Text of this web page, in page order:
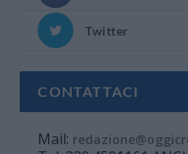
Twitter
CONTATTACI
Mail: